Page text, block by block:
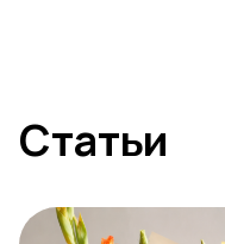
Статьи